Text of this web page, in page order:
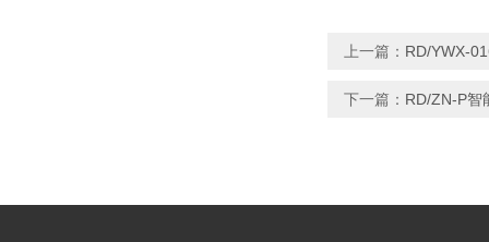
上一篇： RD/YWX-
下一篇： RD/ZN-P智